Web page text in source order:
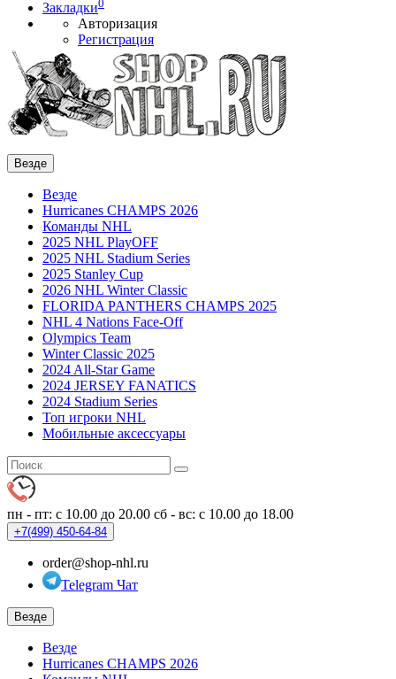
Закладки
Авторизация
Регистрация
Везде
Везде
Hurricanes CHAMPS 2026
Команды NHL
2025 NHL PlayOFF
2025 NHL Stadium Series
2025 Stanley Cup
2026 NHL Winter Classic
FLORIDA PANTHERS CHAMPS 2025
NHL 4 Nations Face-Off
Olympics Team
Winter Classic 2025
2024 All-Star Game
2024 JERSEY FANATICS
2024 Stadium Series
Топ игроки NHL
Мобильные аксессуары
пн - пт: с 10.00 до 20.00 сб - вс: с 10.00 до 18.00
+7(499) 450-64-84
order@shop-nhl.ru
Telegram Чат
Везде
Везде
Hurricanes CHAMPS 2026